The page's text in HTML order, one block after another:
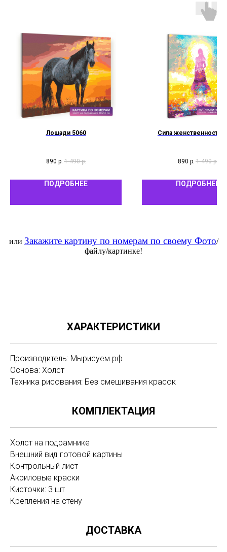
Лошади 5060
890 р. 1 490 р.
ПОДРОБНЕЕ
Сила женственности
890 р. 1 490 р.
ПОДРОБНЕЕ
или Закажите картину по номерам по своему Фото/
файлу/картинке!
ХАРАКТЕРИСТИКИ
Производитель: Мырисуем.рф
Основа: Холст
Техника рисования: Без смешивания красок
КОМПЛЕКТАЦИЯ
Холст на подрамнике
Внешний вид готовой картины
Контрольный лист
Акриловые краски
Кисточки: 3 шт
Крепления на стену
ДОСТАВКА